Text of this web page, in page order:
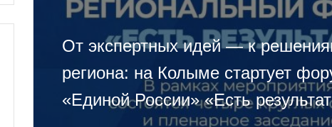
От экспертных идей — к
региона: на Колыме стартует
«Единой России» «Есть